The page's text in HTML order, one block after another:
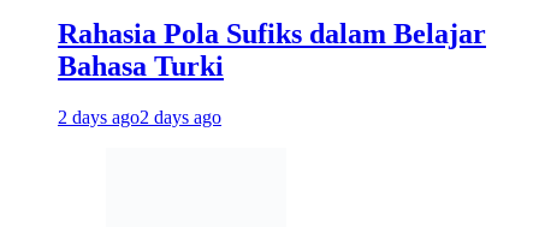
Rahasia Pola Sufiks dalam Belajar
Bahasa Turki
2 days ago2 days ago